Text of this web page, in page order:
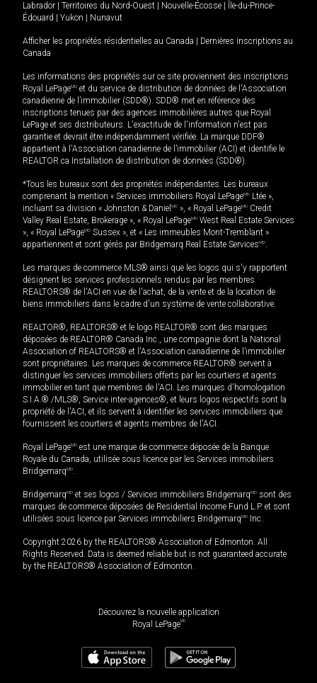
Labrador
Territoires du Nord-Ouest Nouvelle-Écosse
Île-du-Prince-
Édouard
Yukon Nunavut
Afficher les propriétés résidentielles au Canada
Dernières inscriptions au
Canada
Les informations des propriétés sur ce site proviennent des inscriptions
Royal LePageMD et du service de distribution de données de l'Association
canadienne de l’immobilier (SDD®). SDD® met en référence des
inscriptions tenues par des agences immobilières autres que Royal
LePage et ses distributeurs. L'exactitude de l'information n'est pas
garantie et devrait être indépendamment vérifiée. La marque DDF®
appartient à l'Association canadienne de l’immobilier (ACI) et identifie le
REALTOR.ca Installation de distribution de données (SDD®).
*Tous les bureaux sont des propriétés indépendantes. Les bureaux
comprenant la mention « Services immobiliers Royal LePageMD Ltée »,
incluant sa division « Johnston & Daniel MD », « Royal LePageMD Credit
Valley Real Estate, Brokerage », « Royal LePageMD West Real Estate Services
», « Royal LePageMD Sussex », et « Les immeubles Mont-Tremblant »
appartiennent et sont gérés par Bridgemarq Real Estate ServicesMD.
Les marques de commerce MLS® ainsi que les logos qui s'y rapportent
désignent les services professionnels rendus par les membres
REALTORS® de l'ACI en vue de l'achat, de la vente et de la location de
biens immobiliers dans le cadre d'un système de vente collaborative.
REALTOR®, REALTORS® et le logo REALTOR® sont des marques
déposées de REALTOR® Canada Inc., une compagnie dont la National
Association of REALTORS® et l'Association canadienne de l’immobilier
sont propriétaires. Les marques de commerce REALTOR® servent à
distinguer les services immobiliers offerts par les courtiers et agents
immobilier en tant que membres de l'ACI. Les marques d'homologation
S.I.A.® /MLS®, Service inter-agences®, et leurs logos respectifs sont la
propriété de l'ACI, et ils servent à identifier les services immobiliers que
fournissent les courtiers et agents membres de l'ACI.
Royal LePageMD est une marque de commerce déposée de la Banque
Royale du Canada, utilisée sous licence par les Services immobiliers
BridgemarqMD.
BridgemarqMD et ses logos / Services immobiliers BridgemarqMD sont des
marques de commerce déposées de Residential Income Fund L.P. et sont
utilisées sous licence par Services immobiliers BridgemarqMD Inc.
Copyright 2026 by the REALTORS® Association of Edmonton. All
Rights Reserved. Data is deemed reliable but is not guaranteed accurate
by the REALTORS® Association of Edmonton.
Découvrez la nouvelle application
Royal LePageMD